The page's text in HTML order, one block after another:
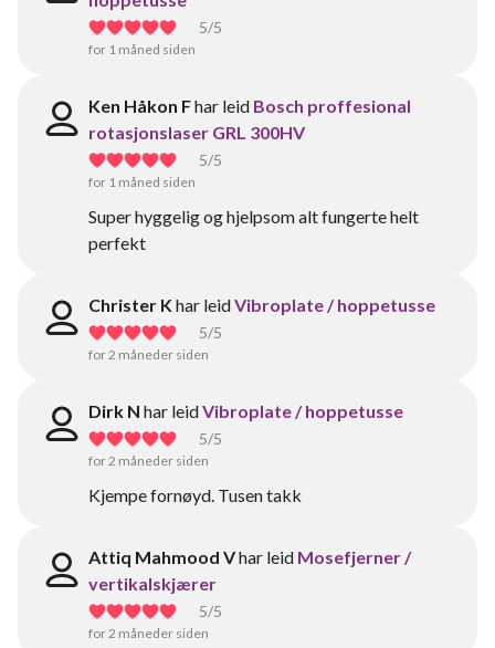
5/5
for 1 måned siden
Ken Håkon Fhar leid Bosch proffesional
rotasjonslaser GRL 300HV
5/5
for 1 måned siden
Super hyggelig og hjelpsom alt fungerte helt
perfekt
Christer K har leidVibroplate / hoppetusse
5/5
for 2 måneder siden
Dirk N har leidVibroplate / hoppetusse
5/5
for 2 måneder siden
Kjempe fornøyd. Tusen takk
Attiq Mahmood Vhar leid Mosefjerner /
vertikalskjærer
5/5
for 2 måneder siden